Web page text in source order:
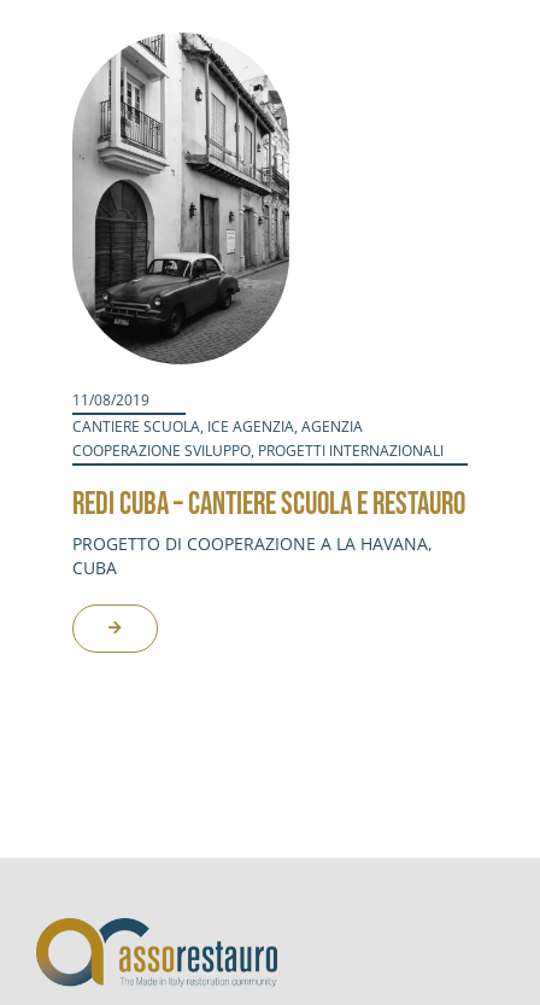
Contatti
11/08/2019
CANTIERE SCUOLA, ICE AGENZIA, AGENZIA
COOPERAZIONE SVILUPPO, PROGETTI INTERNAZIONALI
REDI CUBA – CANTIERE SCUOLA E RESTAURO
PROGETTO DI COOPERAZIONE A LA HAVANA,
CUBA